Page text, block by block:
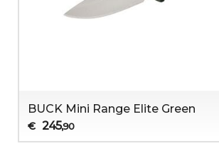
BUCK Mini Range Elite Green
€ 245,90